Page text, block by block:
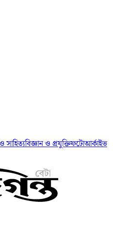
সাহিত্যবিজ্ঞান ও প্রযুক্তিফটোআর্কাইভ